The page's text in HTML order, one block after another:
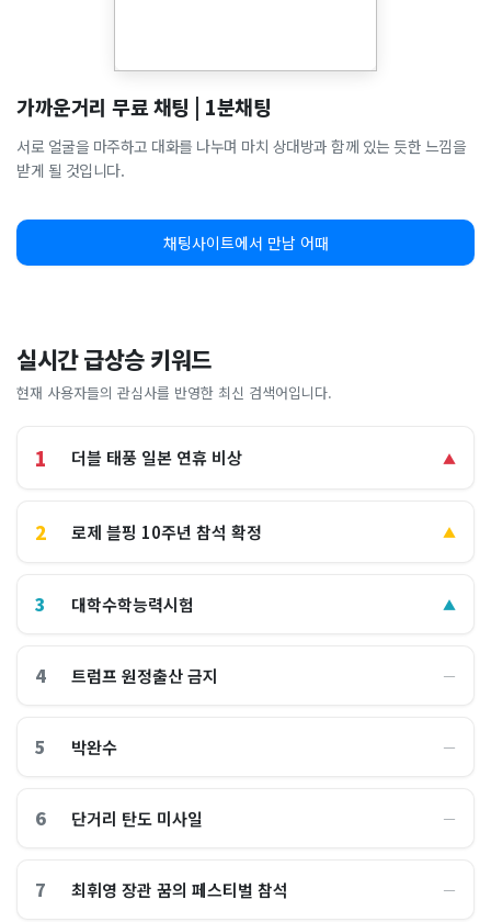
가까운거리 무료 채팅 | 1분채팅
서로 얼굴을 마주하고 대화를 나누며 마치 상대방과 함께 있는 듯한 느낌을
받게 될 것입니다.
채팅사이트에서 만남 어때
실시간 급상승 키워드
현재 사용자들의 관심사를 반영한 최신 검색어입니다.
1 더블 태풍 일본 연휴 비상 ▲
2 로제 블핑 10주년 참석 확정 ▲
3 대학수학능력시험 ▲
4 트럼프 원정출산 금지 ―
5 박완수 ―
6 단거리 탄도 미사일 ―
7 최휘영 장관 꿈의 페스티벌 참석 ―